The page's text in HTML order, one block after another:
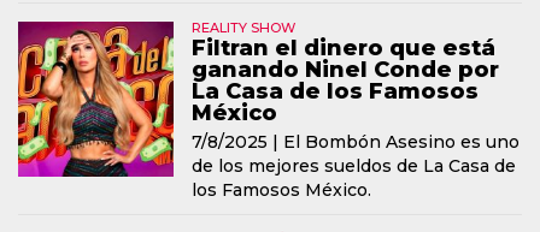
REALITY SHOW
Filtran el dinero que está
ganando Ninel Conde por
La Casa de los Famosos
México
7/8/2025 | El Bombón Asesino es uno
de los mejores sueldos de La Casa de
los Famosos México.